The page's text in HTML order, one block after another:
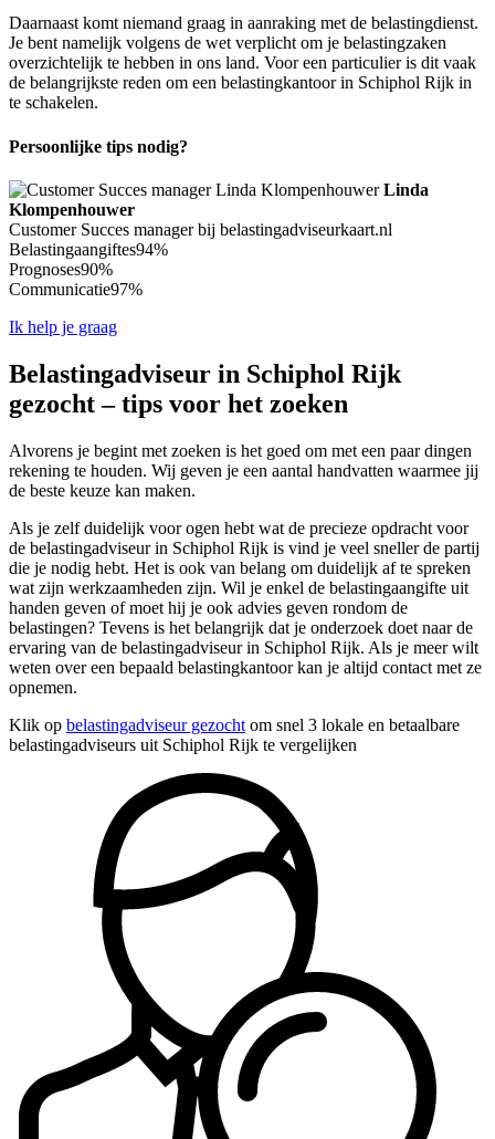
Daarnaast komt niemand graag in aanraking met de belastingdienst.
Je bent namelijk volgens de wet verplicht om je belastingzaken
overzichtelijk te hebben in ons land. Voor een particulier is dit vaak
de belangrijkste reden om een belastingkantoor in Schiphol Rijk in
te schakelen.
Persoonlijke tips nodig?
Linda
Klompenhouwer
Customer Succes manager bij belastingadviseurkaart.nl
Belastingaangiftes94%
Prognoses90%
Communicatie97%
Ik help je graag
Belastingadviseur in Schiphol Rijk
gezocht – tips voor het zoeken
Alvorens je begint met zoeken is het goed om met een paar dingen
rekening te houden. Wij geven je een aantal handvatten waarmee jij
de beste keuze kan maken.
Als je zelf duidelijk voor ogen hebt wat de precieze opdracht voor
de belastingadviseur in Schiphol Rijk is vind je veel sneller de partij
die je nodig hebt. Het is ook van belang om duidelijk af te spreken
wat zijn werkzaamheden zijn. Wil je enkel de belastingaangifte uit
handen geven of moet hij je ook advies geven rondom de
belastingen? Tevens is het belangrijk dat je onderzoek doet naar de
ervaring van de belastingadviseur in Schiphol Rijk. Als je meer wilt
weten over een bepaald belastingkantoor kan je altijd contact met ze
opnemen.
Klik op belastingadviseur gezocht om snel 3 lokale en betaalbare
belastingadviseurs uit Schiphol Rijk te vergelijken